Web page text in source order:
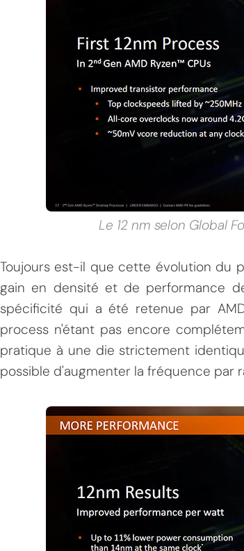
Le 12 nm selon Global
Toujours est-il que cette évolution du
gain en densité et de performance
spécificité qui a été retenue par
process n'étant pas encore
pratique à une die strictement
possible d'augmenter la fréquence par